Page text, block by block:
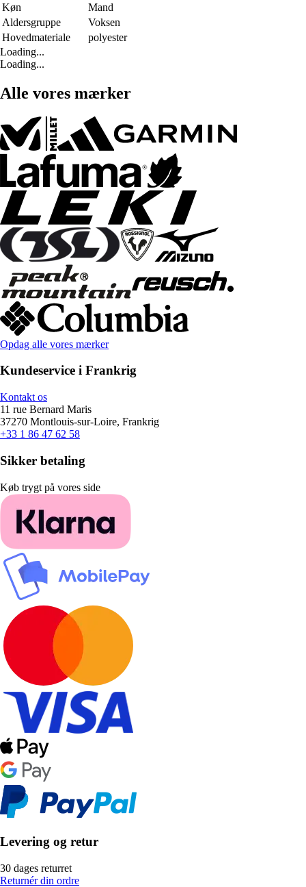
Køn
Mand
Aldersgruppe
Voksen
Hovedmateriale
polyester
Loading...
Loading...
Alle vores mærker
Opdag alle vores mærker
Kundeservice i Frankrig
Kontakt os
11 rue Bernard Maris
37270 Montlouis-sur-Loire, Frankrig
+33 1 86 47 62 58
Sikker betaling
Køb trygt på vores side
Levering og retur
30 dages returret
Returnér din ordre